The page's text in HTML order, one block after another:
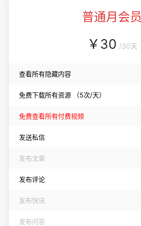
普通月会员
￥ 30 /30天
查看所有隐藏内容
免费下载所有资源 （5次/天）
免费查看所有付费视频
发送私信
发布文章
发布评论
发布快讯
发布问答